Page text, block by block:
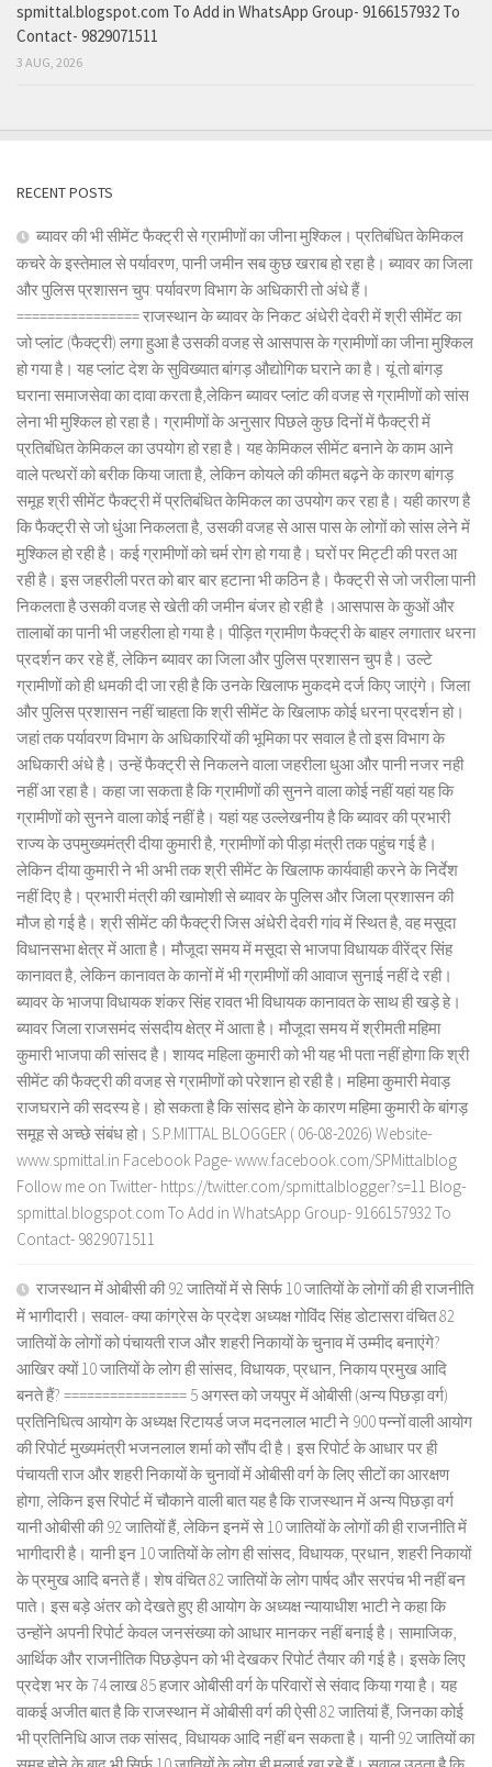
spmittal.blogspot.com To Add in WhatsApp Group- 9166157932 To
Contact- 9829071511
3 AUG, 2026
RECENT POSTS
ब्यावर की भी सीमेंट फैक्ट्री से ग्रामीणों का जीना मुश्किल। प्रतिबंधित केमिकल
कचरे के इस्तेमाल से पर्यावरण, पानी जमीन सब कुछ खराब हो रहा है। ब्यावर का जिला
और पुलिस प्रशासन चुप: पर्यावरण विभाग के अधिकारी तो अंधे हैं।
================ राजस्थान के ब्यावर के निकट अंधेरी देवरी में श्री सीमेंट का
जो प्लांट (फैक्ट्री) लगा हुआ है उसकी वजह से आसपास के ग्रामीणों का जीना मुश्किल
हो गया है। यह प्लांट देश के सुविख्यात बांगड़ औद्योगिक घराने का है। यूं तो बांगड़
घराना समाजसेवा का दावा करता है,लेकिन ब्यावर प्लांट की वजह से ग्रामीणों को सांस
लेना भी मुश्किल हो रहा है। ग्रामीणों के अनुसार पिछले कुछ दिनों में फैक्ट्री में
प्रतिबंधित केमिकल का उपयोग हो रहा है। यह केमिकल सीमेंट बनाने के काम आने
वाले पत्थरों को बरीक किया जाता है, लेकिन कोयले की कीमत बढ़ने के कारण बांगड़
समूह श्री सीमेंट फैक्ट्री में प्रतिबंधित केमिकल का उपयोग कर रहा है। यही कारण है
कि फैक्ट्री से जो धुंआ निकलता है, उसकी वजह से आस पास के लोगों को सांस लेने में
मुश्किल हो रही है। कई ग्रामीणों को चर्म रोग हो गया है। घरों पर मिट्टी की परत आ
रही है। इस जहरीली परत को बार बार हटाना भी कठिन है। फैक्ट्री से जो जरीला पानी
निकलता है उसकी वजह से खेती की जमीन बंजर हो रही है ।आसपास के कुओं और
तालाबों का पानी भी जहरीला हो गया है। पीड़ित ग्रामीण फैक्ट्री के बाहर लगातार धरना
प्रदर्शन कर रहे हैं, लेकिन ब्यावर का जिला और पुलिस प्रशासन चुप है। उल्टे
ग्रामीणों को ही धमकी दी जा रही है कि उनके खिलाफ मुकदमे दर्ज किए जाएंगे। जिला
और पुलिस प्रशासन नहीं चाहता कि श्री सीमेंट के खिलाफ कोई धरना प्रदर्शन हो।
जहां तक पर्यावरण विभाग के अधिकारियों की भूमिका पर सवाल है तो इस विभाग के
अधिकारी अंधे है। उन्हें फैक्ट्री से निकलने वाला जहरीला धुआ और पानी नजर नही
नहीं आ रहा है। कहा जा सकता है कि ग्रामीणों की सुनने वाला कोई नहीं यहां यह कि
ग्रामीणों को सुनने वाला कोई नहीं है। यहां यह उल्लेखनीय है कि ब्यावर की प्रभारी
राज्य के उपमुख्यमंत्री दीया कुमारी है, ग्रामीणों को पीड़ा मंत्री तक पहुंच गई है।
लेकिन दीया कुमारी ने भी अभी तक श्री सीमेंट के खिलाफ कार्यवाही करने के निर्देश
नहीं दिए है। प्रभारी मंत्री की खामोशी से ब्यावर के पुलिस और जिला प्रशासन की
मौज हो गई है। श्री सीमेंट की फैक्ट्री जिस अंधेरी देवरी गांव में स्थित है, वह मसूदा
विधानसभा क्षेत्र में आता है। मौजूदा समय में मसूदा से भाजपा विधायक वीरेंद्र सिंह
कानावत है, लेकिन कानावत के कानों में भी ग्रामीणों की आवाज सुनाई नहीं दे रही।
ब्यावर के भाजपा विधायक शंकर सिंह रावत भी विधायक कानावत के साथ ही खड़े हे।
ब्यावर जिला राजसमंद संसदीय क्षेत्र में आता है। मौजूदा समय में श्रीमती महिमा
कुमारी भाजपा की सांसद है। शायद महिला कुमारी को भी यह भी पता नहीं होगा कि श्री
सीमेंट की फैक्ट्री की वजह से ग्रामीणों को परेशान हो रही है। महिमा कुमारी मेवाड़
राजघराने की सदस्य हे। हो सकता है कि सांसद होने के कारण महिमा कुमारी के बांगड़
समूह से अच्छे संबंध हो। S.P.MITTAL BLOGGER ( 06-08-2026) Website-
www.spmittal.in Facebook Page- www.facebook.com/SPMittalblog
Follow me on Twitter- https://twitter.com/spmittalblogger?s=11 Blog-
spmittal.blogspot.com To Add in WhatsApp Group- 9166157932 To
Contact- 9829071511
राजस्थान में ओबीसी की 92 जातियों में से सिर्फ 10 जातियों के लोगों की ही राजनीति
में भागीदारी। सवाल- क्या कांग्रेस के प्रदेश अध्यक्ष गोविंद सिंह डोटासरा वंचित 82
जातियों के लोगों को पंचायती राज और शहरी निकायों के चुनाव में उम्मीद बनाएंगे?
आखिर क्यों 10 जातियों के लोग ही सांसद, विधायक, प्रधान, निकाय प्रमुख आदि
बनते हैं? ================ 5 अगस्त को जयपुर में ओबीसी (अन्य पिछड़ा वर्ग)
प्रतिनिधित्व आयोग के अध्यक्ष रिटायर्ड जज मदनलाल भाटी ने 900 पन्नों वाली आयोग
की रिपोर्ट मुख्यमंत्री भजनलाल शर्मा को सौंप दी है। इस रिपोर्ट के आधार पर ही
पंचायती राज और शहरी निकायों के चुनावों में ओबीसी वर्ग के लिए सीटों का आरक्षण
होगा, लेकिन इस रिपोर्ट में चौकाने वाली बात यह है कि राजस्थान में अन्य पिछड़ा वर्ग
यानी ओबीसी की 92 जातियों हैं, लेकिन इनमें से 10 जातियों के लोगों की ही राजनीति में
भागीदारी है। यानी इन 10 जातियों के लोग ही सांसद, विधायक, प्रधान, शहरी निकायों
के प्रमुख आदि बनते हैं। शेष वंचित 82 जातियों के लोग पार्षद और सरपंच भी नहीं बन
पाते। इस बड़े अंतर को देखते हुए ही आयोग के अध्यक्ष न्यायाधीश भाटी ने कहा कि
उन्होंने अपनी रिपोर्ट केवल जनसंख्या को आधार मानकर नहीं बनाई है। सामाजिक,
आर्थिक और राजनीतिक पिछड़ेपन को भी देखकर रिपोर्ट तैयार की गई है। इसके लिए
प्रदेश भर के 74 लाख 85 हजार ओबीसी वर्ग के परिवारों से संवाद किया गया है। यह
वाकई अजीत बात है कि राजस्थान में ओबीसी वर्ग की ऐसी 82 जातियां हैं, जिनका कोई
भी प्रतिनिधि आज तक सांसद, विधायक आदि नहीं बन सकता है। यानी 92 जातियों का